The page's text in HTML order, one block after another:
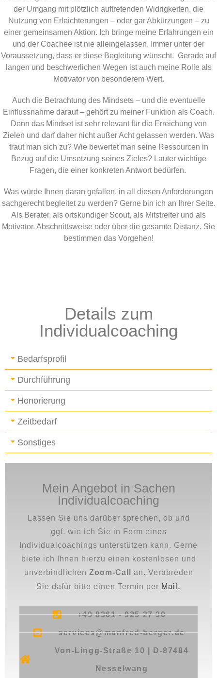
der Umgang mit plötzlich auftretenden Widrigkeiten, die
Nutzung von Erleichterungen – oder gar Abkürzungen – zu
einer gemeinsamen Aktion. Ich bringe meine Erfahrungen ein
und der Coachee ist nie alleingelassen. Immer unter der
Voraussetzung, dass er diese Begleitung wünscht. Gerade auf
langen und beschwerlichen Wegen ist auch meine Rolle als
Motivator von besonderem Wert.
Auch die Betrachtung des Mindsets – und die eventuelle
Einflussnahme darauf – gehört zu meiner Funktion als Coach.
Denn das Mindset ist sehr relevant für die Erreichung von
Zielen und darf daher nicht außer Acht gelassen werden. Was
traut man sich zu? Wie bewertet man seine Ressourcen in
Bezug auf die Umsetzung seines Zieles? Lauter wichtige
Fragen, die einer konkreten Antwort bedürfen.
Was würde Ihnen daran gefallen, in all diesen Anforderungen
sachgerecht begleitet zu werden? Gerne bin ich an Ihrer Seite.
Als Berater, als ortskundiger Scout, als Mitstreiter und als
Motivator. Abschnittsweise oder über die gesamte Distanz. Sie
bestimmen das Vorgehen!
Details zum
Individualcoaching
Bedarfsprofil
Durchführung
Honorierung
Zeitbedarf
Sonstiges
Mein Angebot in Sachen
Individualcoaching
Lassen Sie uns darüber sprechen, ob und
ggf. wie ich Sie in Form eines
Individualcoachings unterstützen kann. Gerne
biete ich Ihnen hierzu einen kostenlosen und
unverbindlichen Zoom-Call
an. Verabreden
Sie dafür bitte einen Termin per Mail .
+49 8361 - 925 27 30
services@manfred-berger.de
Von-Lingg-Straße 10 | D-87484
Nesselwang